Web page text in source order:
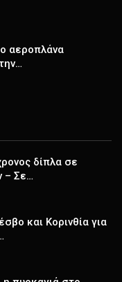
αεροπλάνα
δίπλα σε
– Σε…
και Κορινθία για